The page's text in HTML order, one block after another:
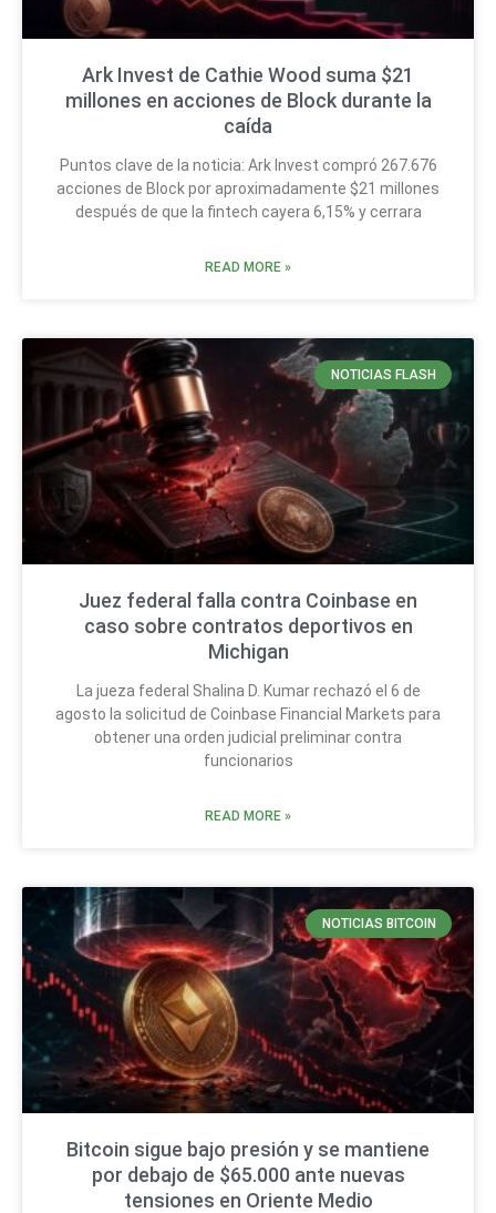
Ark Invest de Cathie Wood suma $21
millones en acciones de Block durante la
caída
Puntos clave de la noticia: Ark Invest compró 267.676
acciones de Block por aproximadamente $21 millones
después de que la fintech cayera 6,15% y cerrara
READ MORE »
NOTICIAS FLASH
Juez federal falla contra Coinbase en
caso sobre contratos deportivos en
Michigan
La jueza federal Shalina D. Kumar rechazó el 6 de
agosto la solicitud de Coinbase Financial Markets para
obtener una orden judicial preliminar contra
funcionarios
READ MORE »
NOTICIAS BITCOIN
Bitcoin sigue bajo presión y se mantiene
por debajo de $65.000 ante nuevas
tensiones en Oriente Medio